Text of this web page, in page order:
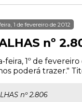
1 de fevereiro de 2012
nº
feira, 1º de
poderá trazer."
nº 2.806